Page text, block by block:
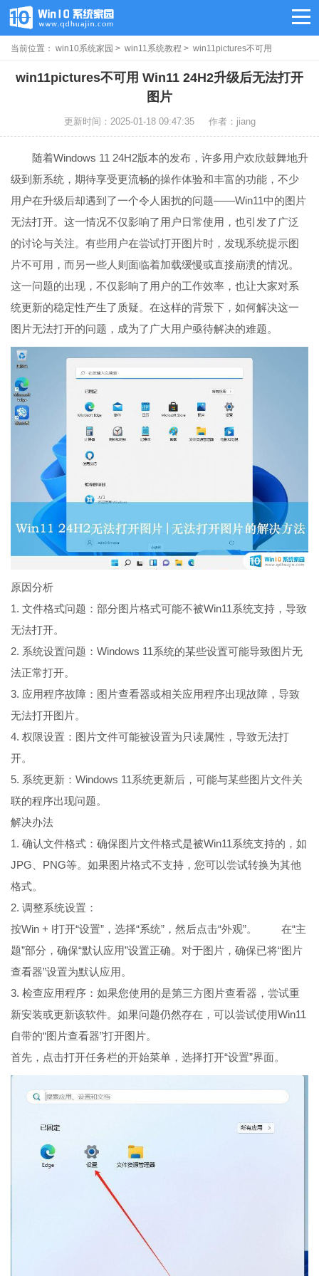
当前位置： win10系统家园 > win11系统教程 > win11pictures不可用
win11pictures不可用 Win11 24H2升级后无法打开
图片
更新时间：2025-01-18 09:47:35 作者：jiang
随着Windows 11 24H2版本的发布，许多用户欢欣鼓舞地升
级到新系统，期待享受更流畅的操作体验和丰富的功能，不少
用户在升级后却遇到了一个令人困扰的问题——Win11中的图片
无法打开。这一情况不仅影响了用户日常使用，也引发了广泛
的讨论与关注。有些用户在尝试打开图片时，发现系统提示图
片不可用，而另一些人则面临着加载缓慢或直接崩溃的情况。
这一问题的出现，不仅影响了用户的工作效率，也让大家对系
统更新的稳定性产生了质疑。在这样的背景下，如何解决这一
图片无法打开的问题，成为了广大用户亟待解决的难题。
原因分析
1. 文件格式问题：部分图片格式可能不被Win11系统支持，导致
无法打开。
2. 系统设置问题：Windows 11系统的某些设置可能导致图片无
法正常打开。
3. 应用程序故障：图片查看器或相关应用程序出现故障，导致
无法打开图片。
4. 权限设置：图片文件可能被设置为只读属性，导致无法打
开。
5. 系统更新：Windows 11系统更新后，可能与某些图片文件关
联的程序出现问题。
解决办法
1. 确认文件格式：确保图片文件格式是被Win11系统支持的，如
JPG、PNG等。如果图片格式不支持，您可以尝试转换为其他
格式。
2. 调整系统设置：
按Win + I打开“设置”，选择“系统”，然后点击“外观”。 在“主
题”部分，确保“默认应用”设置正确。对于图片，确保已将“图片
查看器”设置为默认应用。
3. 检查应用程序：如果您使用的是第三方图片查看器，尝试重
新安装或更新该软件。如果问题仍然存在，可以尝试使用Win11
自带的“图片查看器”打开图片。
首先，点击打开任务栏的开始菜单，选择打开“设置”界面。